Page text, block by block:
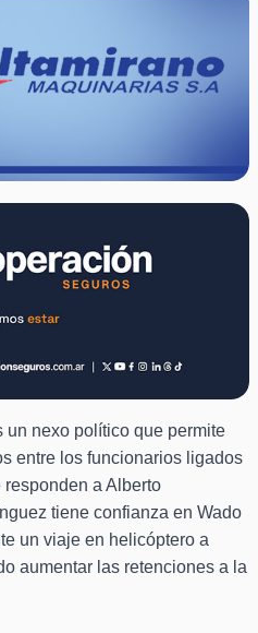
un nexo político que permite
entre los funcionarios ligados
a Alberto
tiene confianza en Wado
un viaje en helicóptero a
aumentar las retenciones a la